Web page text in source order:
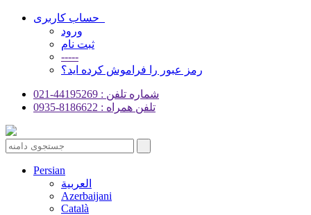
ورود
ثبت نام
-----
رمز عبور را فراموش کرده اید؟
شماره تلفن : 44195269-021
تلفن همراه : 8186622-0935
Persian
العربية
Azerbaijani
Català